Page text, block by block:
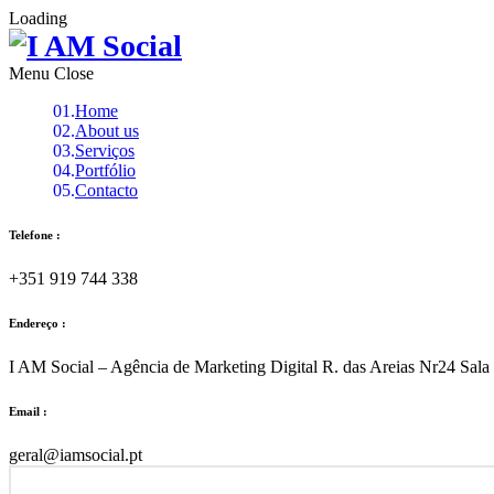
Loading
Menu
Home
About us
Serviços
Portfólio
Contacto
Telefone :
+351 919 744 338
Endereço :
I AM Social – Agência de Marketing Digital R. das Areias Nr24
Email :
geral@iamsocial.pt